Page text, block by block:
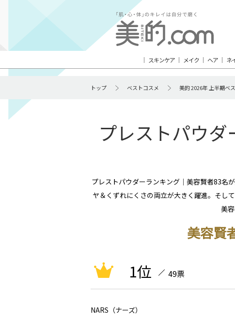
スキンケア メイク ヘア ネ
トップ ベストコスメ 美的 2026年 上半期ベ
プレストパウ
プレストパウダーランキング｜美容賢者83名
ヤ＆くずれにくさの両立が大きく躍進。そし
美
美容賢
1位 49票
NARS（ナーズ）